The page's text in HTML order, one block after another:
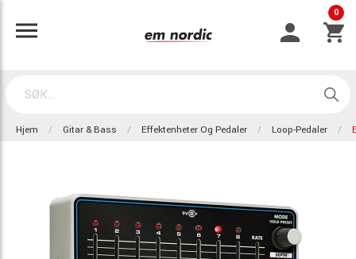
0
Hjem Gitar & Bass Effektenheter Og Pedaler Loop-Pedaler